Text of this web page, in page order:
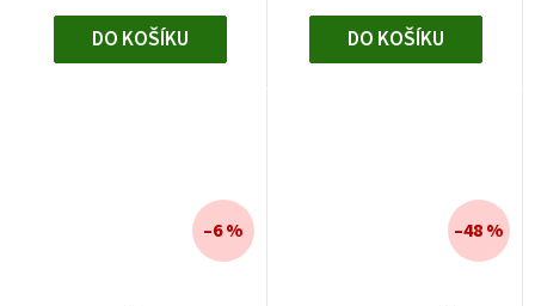
DO KOŠÍKU DO KOŠÍKU
–6 % –48 %